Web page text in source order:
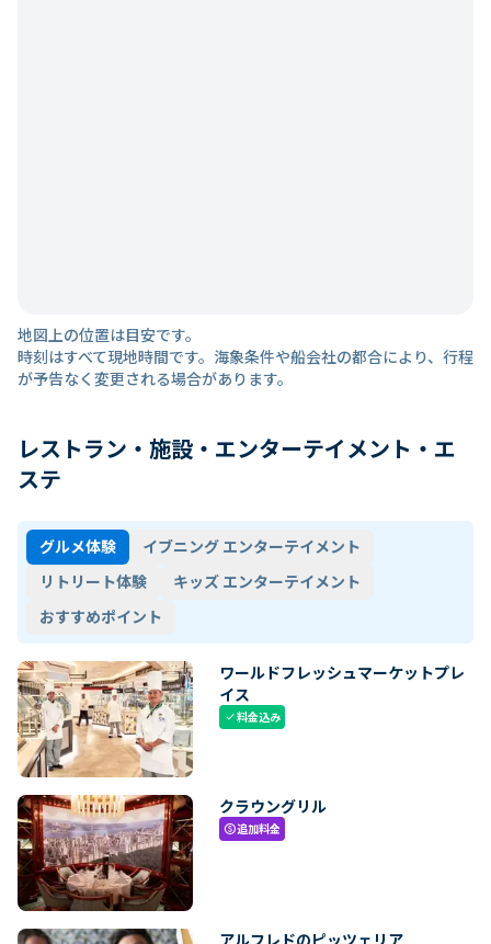
地図上の位置は目安です。
時刻はすべて現地時間です。海象条件や船会社の都合により、行程
が予告なく変更される場合があります。
レストラン・施設・エンターテイメント・エ
ステ
グルメ体験
イブニング エンターテイメント
リトリート体験
キッズ エンターテイメント
おすすめポイント
ワールドフレッシュマーケットプレ
イス
check料金込み
クラウングリル
paid追加料金
アルフレドのピッツェリア